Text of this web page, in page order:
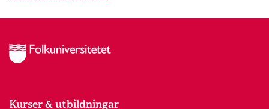
Kurser & utbildningar